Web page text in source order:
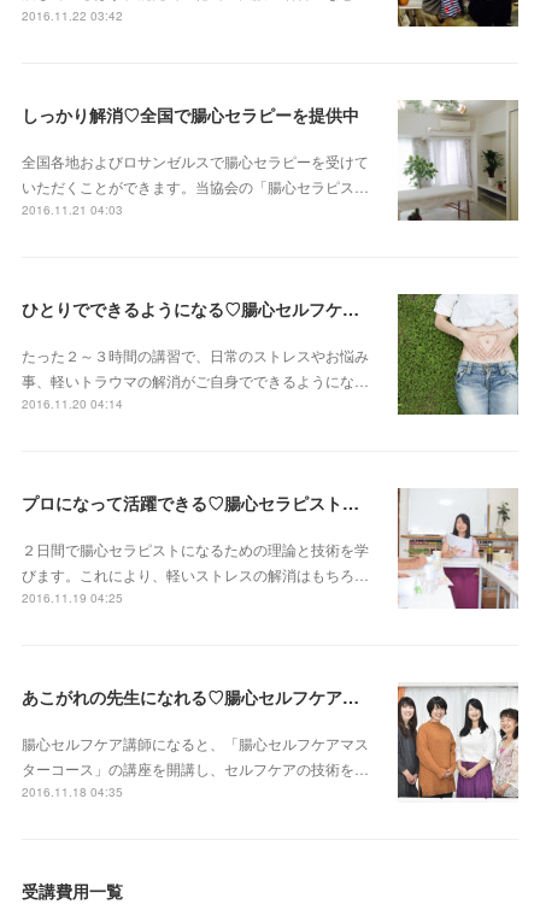
2016.11.22 03:42
しっかり解消♡全国で腸心セラピーを提供中
全国各地およびロサンゼルスで腸心セラピーを受けて
いただくことができます。当協会の「腸心セラピス…
2016.11.21 04:03
ひとりでできるようになる♡腸心セルフケアマスターコース
たった２～３時間の講習で、日常のストレスやお悩み
事、軽いトラウマの解消がご自身でできるようにな…
2016.11.20 04:14
プロになって活躍できる♡腸心セラピスト養成コース
２日間で腸心セラピストになるための理論と技術を学
びます。これにより、軽いストレスの解消はもちろ…
2016.11.19 04:25
あこがれの先生になれる♡腸心セルフケア講師養成コース
腸心セルフケア講師になると、「腸心セルフケアマス
ターコース」の講座を開講し、セルフケアの技術を…
2016.11.18 04:35
受講費用一覧